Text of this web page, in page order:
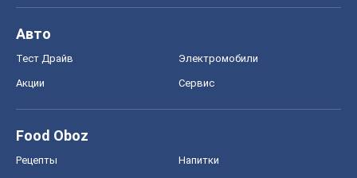
Авто
Тест Драйв Электромобили
Акции Сервис
Food Oboz
Рецепты Напитки